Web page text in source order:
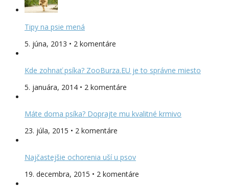
Tipy na psie mená
5. júna, 2013 • 2 komentáre
Kde zohnať psíka? ZooBurza.EU je to správne miesto
5. januára, 2014 • 2 komentáre
Máte doma psíka? Doprajte mu kvalitné krmivo
23. júla, 2015 • 2 komentáre
Najčastejšie ochorenia uší u psov
19. decembra, 2015 • 2 komentáre